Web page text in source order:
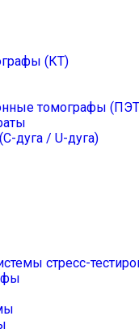
(КТ)
томографы
дуга / U-дуга)
стресс-